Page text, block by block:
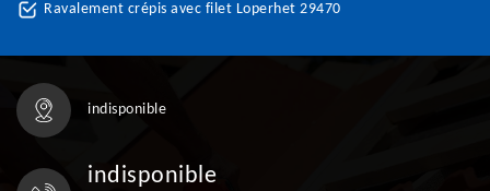
Ravalement crépis avec filet Loperhet 29470
indisponible
indisponible